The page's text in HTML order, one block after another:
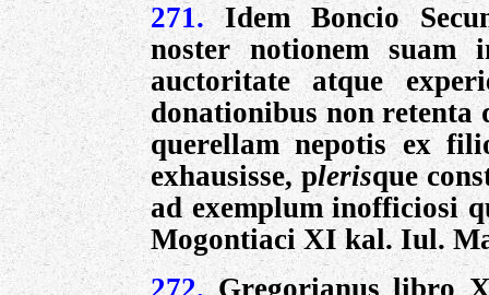
271.
Idem Boncio
noster notionem suam
auctoritate atque
donationibus non retenta
querellam nepotis ex
exhausisse, plerisque
ad exemplum inofficiosi
Mogontiaci XI kal. Iul.
272.Gregorianus libro